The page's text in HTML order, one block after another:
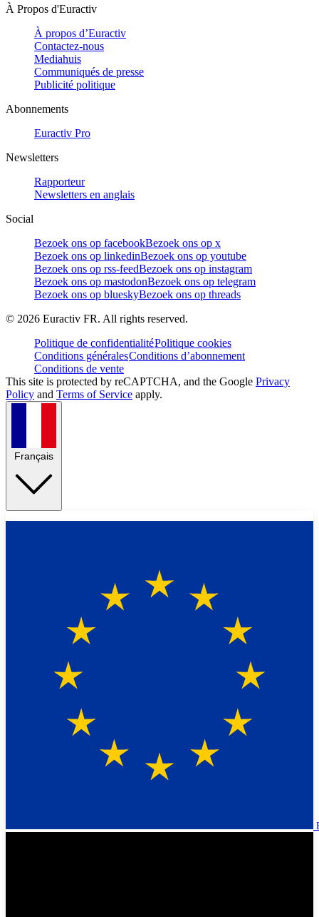
À Propos d'Euractiv
À propos d’Euractiv
Contactez-nous
Mediahuis
Communiqués de presse
Publicité politique
Abonnements
Euractiv Pro
Newsletters
Rapporteur
Newsletters en anglais
Social
Bezoek ons op facebookBezoek ons op x
Bezoek ons op linkedinBezoek ons op youtube
Bezoek ons op rss-feedBezoek ons op instagram
Bezoek ons op mastodonBezoek ons op telegram
Bezoek ons op blueskyBezoek ons op threads
© 2026 Euractiv FR. All rights reserved.
Politique de confidentialitéPolitique cookies
Conditions généralesConditions d’abonnement
Conditions de vente
This site is protected by reCAPTCHA, and the Google Privacy
Policy and Terms of Service apply.
Français